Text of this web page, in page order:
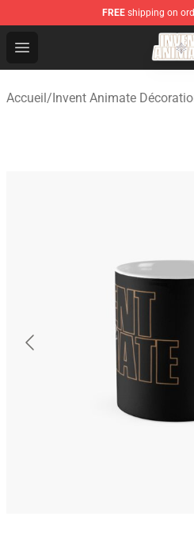
FREE shipping on
Open menu
Invent Animate Shop -
Accueil/Invent Animate